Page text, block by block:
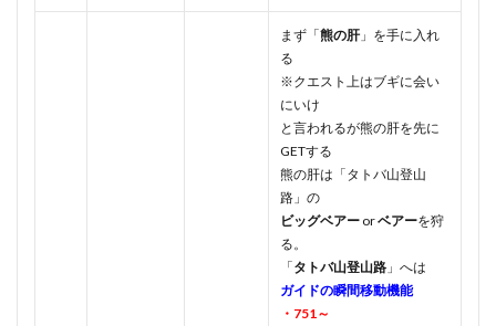
まず「熊の肝」を手に入れ
る
※クエスト上はブギに会い
にいけ
と言われるが熊の肝を先に
GETする
熊の肝は「タトバ山登山
路」の
ビッグベアー orベアーを狩
る。
「タトバ山登山路 」へは
ガイドの瞬間移動機能
・751～